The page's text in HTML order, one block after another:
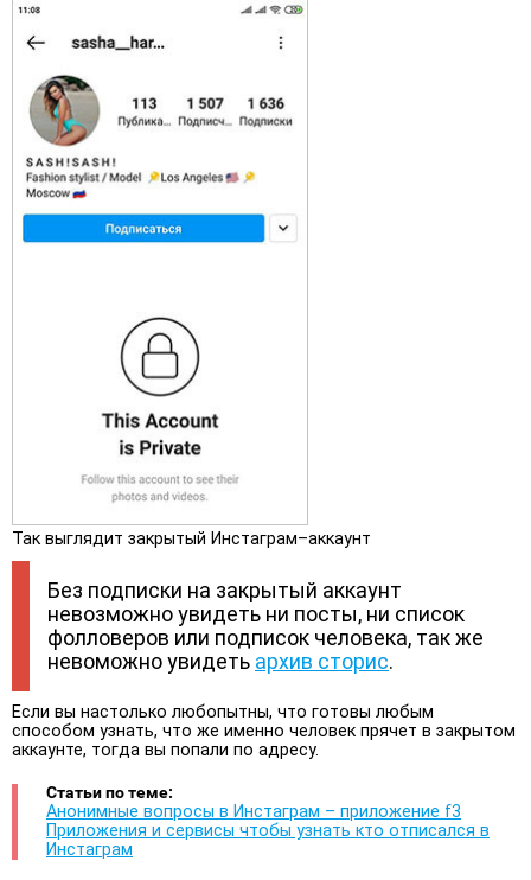
Так выглядит закрытый Инстаграм–аккаунт
Без подписки на закрытый аккаунт
невозможно увидеть ни посты, ни список
фолловеров или подписок человека, так же
невоможно увидеть архив сторис.
Если вы настолько любопытны, что готовы любым
способом узнать, что же именно человек прячет в закрытом
аккаунте, тогда вы попали по адресу.
Статьи по теме:
Анонимные вопросы в Инстаграм – приложение f3
Приложения и сервисы чтобы узнать кто отписался в
Инстаграм